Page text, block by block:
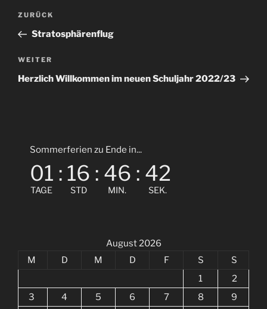
Beitragsnavigation
Vorheriger
Beitrag
ZURÜCK
Stratosphärenflug
Nächster
Beitrag
WEITER
Herzlich Willkommen im neuen Schuljahr 2022/23
Sommerferien zu Ende in...
01
TAGE
: 16
STD
: 46
MIN.
: 41
SEK.
August 2026
M
D M D F S
S
1
2
3
4 5 6 7 8
9